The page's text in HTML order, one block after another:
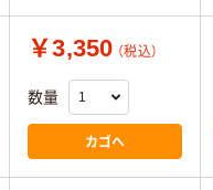
￥3,350 （税込）
数量
カゴへ